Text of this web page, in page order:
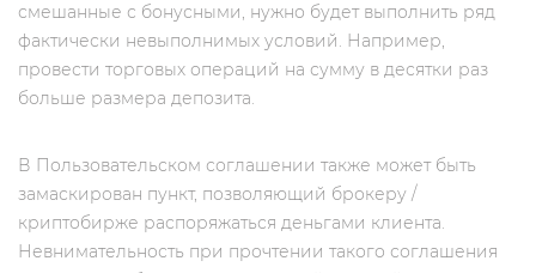
смешанные с бонусными, нужно будет выполнить ряд
фактически невыполнимых условий. Например,
провести торговых операций на сумму в десятки раз
больше размера депозита.
В Пользовательском соглашении также может быть
замаскирован пункт, позволяющий брокеру /
криптобирже распоряжаться деньгами клиента.
Невнимательность при прочтении такого соглашения